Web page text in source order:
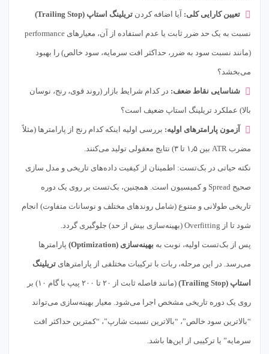
تعیین کارایی کلی: آیا اضافه کردن تریلینگ استاپ (Trailing Stop)
نسبت به یک حد ضرر ثابت یا عدم استفاده از آن، معیارهای performance
(مانند نسبت سود به ضرر، حداکثر افت سرمایه، سود خالص) را بهبود
می‌بخشد؟
شناسایی نقاط ضعف: در کدام شرایط بازار (روند قوی، رنج، نوسان
بالا) عملکرد تریلینگ استاپ ضعیف است؟
آزمون پارامترهای اولیه: بررسی اولیه اینکه کدام رنج از پارامترها (مثلاً
مضرب ATR بین ۱٫۵ تا ۳) نتایج معقولی تولید می‌کنند.
نکته حیاتی در بک‌تست: اطمینان از کیفیت داده‌های تاریخی و مدل سازی
صحیح Spread و کمیسیون است. همچنین، بک‌تست بر روی یک دوره
تاریخی طولانی و متنوع (شامل روندهای مختلف و نوسانات متفاوت) انجام
شود تا از Overfitting (بهینه‌سازی بیش از حد) جلوگیری گردد.
پس از بک‌تست اولیه، نوبت به بهینه‌سازی (Optimization) پارامترها
می‌رسد. در این مرحله، ربات با ترکیبات مختلفی از پارامترهای تریلینگ
استاپ (Trailing Stop) (مانند فاصله ثابت از ۲۰ تا ۲۰۰ پیپ با گام ۱۰) بر
روی یک دوره تاریخی مشخص اجرا می‌شود. معیار بهینه‌سازی می‌تواند
“بالاترین سود خالص”، “بالاترین نسبت شارپ”، “کمترین حداکثر افت
سرمایه” یا ترکیبی از این‌ها باشد.